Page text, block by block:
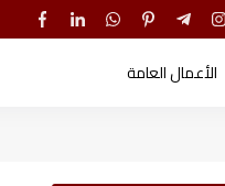
الأعمال العامة